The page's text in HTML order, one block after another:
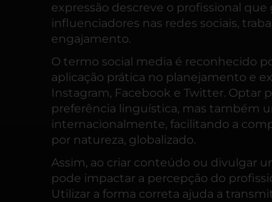
expressão descreve o profissional
influenciadores nas redes sociais,
engajamento.
O termo social media é reconhecido
aplicação prática no planejamento e
Instagram, Facebook e Twitter. Optar
preferência linguística, mas também
internacionalmente, facilitando a
por natureza, globalizado.
Assim, ao criar conteúdo ou divulgar
pode impactar a percepção do
Utilizar a forma correta ajuda a